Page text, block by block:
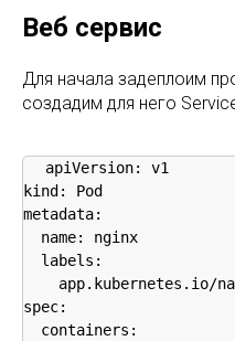
Веб сервис
Для начала задеплоим
создадим для него
apiVersion: v1
kind: Pod
metadata:
  name: nginx
  labels:
app.kubernetes.io/
spec:
  containers: